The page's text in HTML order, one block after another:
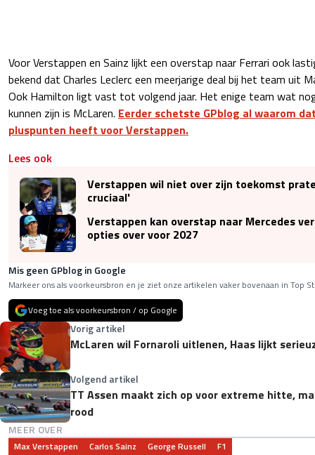
Voor Verstappen en Sainz lijkt een overstap naar Ferrari ook
bekend dat Charles Leclerc een meerjarige deal bij het team uit
Ook Hamilton ligt vast tot volgend jaar. Het enige team wat
kunnen zijn is McLaren. Eerder schetste GPblog al waarom
pluspunten heeft voor Verstappen.
Lees ook
Verstappen wil niet over zijn toekomst
cruciaal'
Verstappen kan overstap naar Mercedes
opties over voor 2027
Mis geen GPblog in Google
Markeer ons als voorkeursbron en je ziet onze artikelen vaker bovenaan in Top
Voeg toe als voorkeursbron / op Google
Vorig artikel
McLaren wil Fornaroli uitlenen, Haas lijkt
Volgend artikel
TT Assen maakt zich op voor extreme hitte,
rood
MEER OVER
Max Verstappen Carlos Sainz George Russell F1